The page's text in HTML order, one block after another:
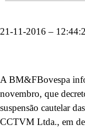
21-11-2016 –
A BM&FBovespa
novembro, que
suspensão cautelar
CCTVM Ltda., em